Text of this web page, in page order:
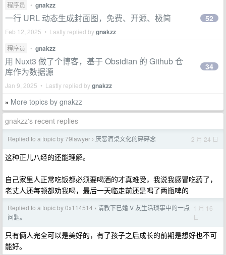
程序员 • gnakzz
一行 URL 动态生成封面图，免费、开源、极简
Feb 12, 2025 • Lastly replied bygnakzz
52
程序员 • gnakzz
用 Nuxt3 做了个博客，基于 Obsidian 的 Github 仓
库作为数据源
Jan 9, 2025 • Lastly replied bygnakzz
34
» More topics by gnakzz
gnakzz's recent replies
Replied to a topic by 79lawyer › 厌恶酒桌文化的碎碎念 2 月 24 日
这种正儿八经的还能理解。
自己家里人正常吃饭都必须要喝酒的才真难受，我说我感冒吃药了，
老丈人还每顿都劝我喝，最后一天临走前还是喝了两瓶啤的
Replied to a topic by 0x114514 › 请教下已婚 V 友生活琐事中的一点
问题。
1 月 16
日
只有俩人完全可以是美好的，有了孩子之后成长的前期是想好也不可
能好。